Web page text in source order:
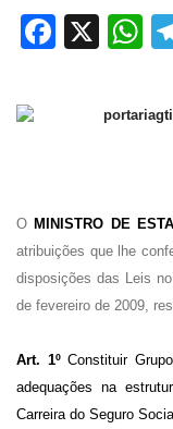
X
O MINISTRO DE
atribuições que lhe
disposições das Leis
de fevereiro de 2009,
Art. 1º Constituir
adequações na
Carreira do Seguro